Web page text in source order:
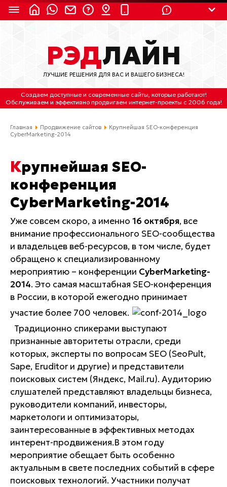
8 (800) 550-9899 (с 2:30 до 11:30 по
Мск)
Бесплатно по России
(4212) 658-653
(4212) 637-673
Отдельный вход \ Левый торец здания
info@lred.ru
Все контакты
РЭДЛАЙН
ЛУЧШИЕ РЕШЕНИЯ ДЛЯ ВАС И ВАШЕГО БИЗНЕСА!
Создаем доступные и современные сайты, которые работают!
Обслуживаем и эффективно продвигаем интернет-проекты с 2006 года!
Главная Продвижение сайтов
Крупнейшая SEO-конференция
CyberMarketing-2014
Крупнейшая SEO-
конференция
CyberMarketing-2014
Уже совсем скоро, а именно 16 октября, все
внимание профессионального SEO-сообщества
и владельцев веб-ресурсов, в том числе, будет
обращено к специализированному
мероприятию – конференции CyberMarketing-
2014. Это самая масштабная SEO-конференция
в России, в которой ежегодно принимает
участие более 700 человек.
Традиционно спикерами выступают
признанные авторитеты отрасли, среди
которых, эксперты по вопросам SEO (SeoPult,
Sape, Eruditor и другие) и представители
поисковых систем (Яндекс, Mail.ru). Аудиторию
слушателей представляют владельцы бизнеса,
руководители компаний, инвесторы,
маркетологи и оптимизаторы,
заинтересованные в эффективных методах
интерент-продвижения.В этом году
мероприятие обещает быть особенно
актуальным в свете последних событий в сфере
поисковых технологий. Участники получат